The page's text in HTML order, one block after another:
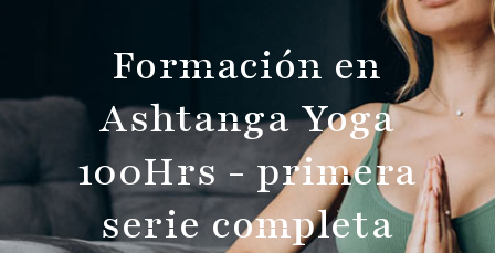
Formación en
Ashtanga Yoga
100Hrs - primera
serie completa